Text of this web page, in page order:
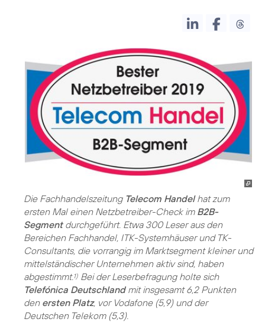
Die Fachhandelszeitung Telecom Handelhat zum
ersten Mal einen Netzbetreiber-Check im B2B-
Segmentdurchgeführt. Etwa 300 Leser aus den
Bereichen Fachhandel, ITK-Systemhäuser und TK-
Consultants, die vorrangig im Marktsegment kleiner und
mittelständischer Unternehmen aktiv sind, haben
abgestimmt. 1) Bei der Leserbefragung holte sich
Telefónica Deutschlandmit insgesamt 6,2 Punkten
den ersten Platz, vor Vodafone (5,9) und der
Deutschen Telekom (5,3).